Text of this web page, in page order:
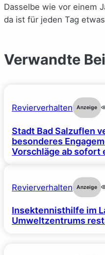
Dasselbe wie vor einem
da ist für jeden Tag
Verwandte
Revierverhalten Anzeige
Stadt Bad Salzuflen
besonderes
Vorschläge ab sofort
Revierverhalten Anzeige
Insektennisthilfe im
Umweltzentrums